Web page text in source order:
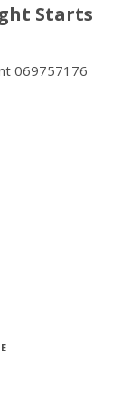
Starts
069757176